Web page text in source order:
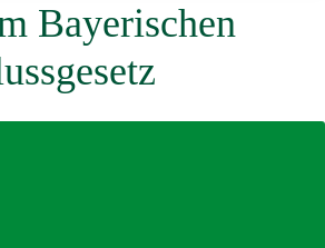
Bayerischen